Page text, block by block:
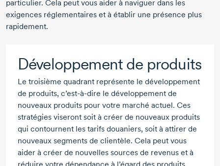
particulier. Cela peut vous aider à naviguer dans les
exigences réglementaires et à établir une présence plus
rapidement.
Développement de produits
Le troisième quadrant représente le développement
de produits, c’est-à-dire le développement de
nouveaux produits pour votre marché actuel. Ces
stratégies viseront soit à créer de nouveaux produits
qui contournent les tarifs douaniers, soit à attirer de
nouveaux segments de clientèle. Cela peut vous
aider à créer de nouvelles sources de revenus et à